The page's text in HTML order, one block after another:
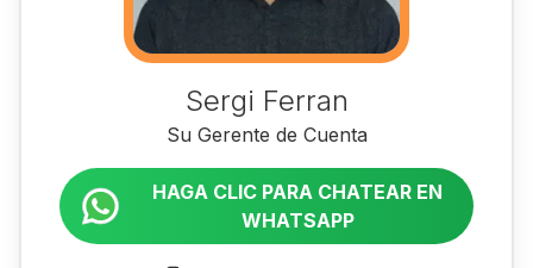
Sergi Ferran
Su Gerente de Cuenta
HAGA CLIC PARA CHATEAR EN
WHATSAPP